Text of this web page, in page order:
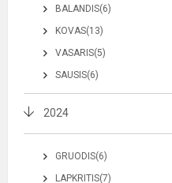
BALANDIS(6)
KOVAS(13)
VASARIS(5)
SAUSIS(6)
2024
GRUODIS(6)
LAPKRITIS(7)